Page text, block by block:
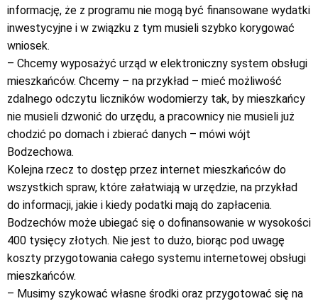
informację, że z programu nie mogą być finansowane wydatki
inwestycyjne i w związku z tym musieli szybko korygować
wniosek.
– Chcemy wyposażyć urząd w elektroniczny system obsługi
mieszkańców. Chcemy – na przykład – mieć możliwość
zdalnego odczytu liczników wodomierzy tak, by mieszkańcy
nie musieli dzwonić do urzędu, a pracownicy nie musieli już
chodzić po domach i zbierać danych – mówi wójt
Bodzechowa.
Kolejna rzecz to dostęp przez internet mieszkańców do
wszystkich spraw, które załatwiają w urzędzie, na przykład
do informacji, jakie i kiedy podatki mają do zapłacenia.
Bodzechów może ubiegać się o dofinansowanie w wysokości
400 tysięcy złotych. Nie jest to dużo, biorąc pod uwagę
koszty przygotowania całego systemu internetowej obsługi
mieszkańców.
– Musimy szykować własne środki oraz przygotować się na